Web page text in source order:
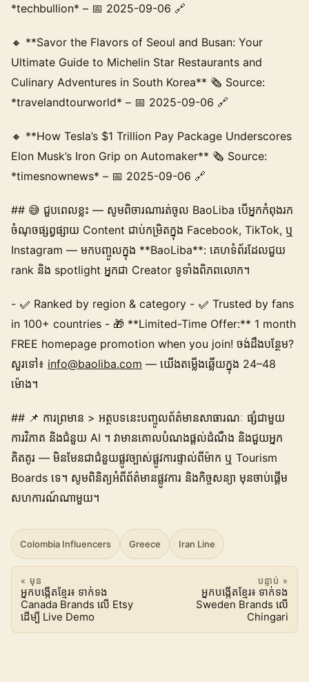
*techbullion* – 📅 2025-09-06 🔗
🔸 **Savor the Flavors of Seoul and Busan: Your
Ultimate Guide to Michelin Star Restaurants and
Culinary Adventures in South Korea** 🗞️ Source:
*travelandtourworld* – 📅 2025-09-06 🔗
🔸 **How Tesla’s $1 Trillion Pay Package Underscores
Elon Musk’s Iron Grip on Automaker** 🗞️ Source:
*timesnownews* – 📅 2025-09-06 🔗
## 😅 ជួបពេលខ្លះ — សូមពិចារណារត់ចូល BaoLiba បើអ្នកកំពុងរក
ចំណុចផ្សព្វផ្សាយ Content ជាប់កម្រិតក្នុង Facebook, TikTok, ឬ
Instagram — មកបញ្ចូលក្នុង **BaoLiba**: គេហទំព័រដែលជួយ
rank និង spotlight អ្នកជា Creator ទូទាំងពិភពលោក។
- ✅ Ranked by region & category - ✅ Trusted by fans
in 100+ countries - 🎁 **Limited-Time Offer:** 1 month
FREE homepage promotion when you join! ចង់ដឹងបន្ថែម?
សួរទៅ៖ info@baoliba.com — យើងតម្លើងឆ្លើយក្នុង 24–48
ម៉ោង។
## 📌 ការព្រមាន > អត្ថបទនេះបញ្ចូលព័ត៌មានសាធារណៈ ផ្សំជាមួយ
ការវិភាគ និងជំនួយ AI ។ វាមាន​គោលបំណងផ្តល់ដំណឹង និងជួយអ្នក
គិតគូរ — មិនមែនជាជំនួយផ្លូវច្បាស់ផ្លូវការផ្ទាល់ពីម៉ាក ឬ Tourism
Boards ទេ។ សូមពិនិត្យអំពីព័ត៌មានផ្លូវការ និងកិច្ចសន្យា មុនចាប់ផ្តើម
សហការណ៍ណាមួយ។
Colombia Influencers Greece Iran Line
« មុន
អ្នក​បង្កើត​ខ្មែរ៖ ទាក់ទង
Canada Brands លើ Etsy
ដើម្បី Live Demo
បន្ទាប់ »
អ្នកបង្កើតខ្មែរ៖ ទាក់ទង
Sweden Brands លើ
Chingari